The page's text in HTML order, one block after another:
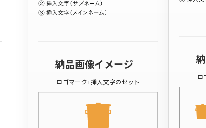
納品画像イメージ
ロゴマーク+挿入文字のセット
ロ